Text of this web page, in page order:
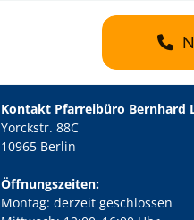
Kontakt Pfarreibüro Bernhard
Yorckstr. 88C
10965 Berlin
Öffnungszeiten:
Montag: derzeit geschlossen